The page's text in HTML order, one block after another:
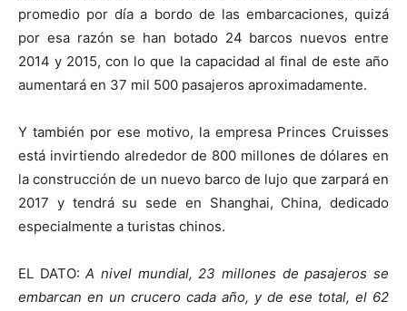
promedio por día a bordo de las embarcaciones, quizá
por esa razón se han botado 24 barcos nuevos entre
2014 y 2015, con lo que la capacidad al final de este año
aumentará en 37 mil 500 pasajeros aproximadamente.
Y también por ese motivo, la empresa Princes Cruisses
está invirtiendo alrededor de 800 millones de dólares en
la construcción de un nuevo barco de lujo que zarpará en
2017 y tendrá su sede en Shanghai, China, dedicado
especialmente a turistas chinos.
EL DATO:A nivel mundial, 23 millones de pasajeros se
embarcan en un crucero cada año, y de ese total, el 62